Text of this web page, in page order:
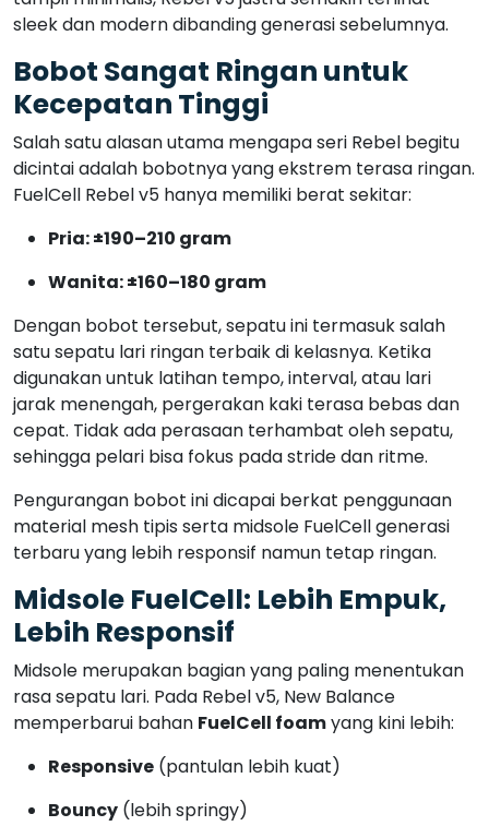
sleek dan modern dibanding generasi sebelumnya.
Bobot Sangat Ringan untuk
Kecepatan Tinggi
Salah satu alasan utama mengapa seri Rebel begitu
dicintai adalah bobotnya yang ekstrem terasa ringan.
FuelCell Rebel v5 hanya memiliki berat sekitar:
Pria: ±190–210 gram
Wanita: ±160–180 gram
Dengan bobot tersebut, sepatu ini termasuk salah
satu sepatu lari ringan terbaik di kelasnya. Ketika
digunakan untuk latihan tempo, interval, atau lari
jarak menengah, pergerakan kaki terasa bebas dan
cepat. Tidak ada perasaan terhambat oleh sepatu,
sehingga pelari bisa fokus pada stride dan ritme.
Pengurangan bobot ini dicapai berkat penggunaan
material mesh tipis serta midsole FuelCell generasi
terbaru yang lebih responsif namun tetap ringan.
Midsole FuelCell: Lebih Empuk,
Lebih Responsif
Midsole merupakan bagian yang paling menentukan
rasa sepatu lari. Pada Rebel v5, New Balance
memperbarui bahan FuelCell foamyang kini lebih:
Responsive (pantulan lebih kuat)
Bouncy (lebih springy)